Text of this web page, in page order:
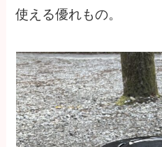
使える優れもの。